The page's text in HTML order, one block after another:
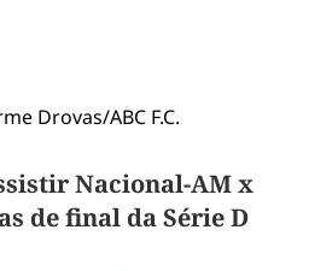
Nacional-AM x
de final da Série D